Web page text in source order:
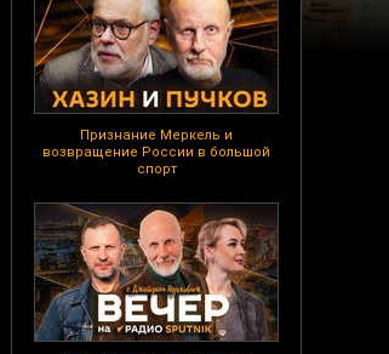
Признание Меркель и
возвращение России в большой
спорт